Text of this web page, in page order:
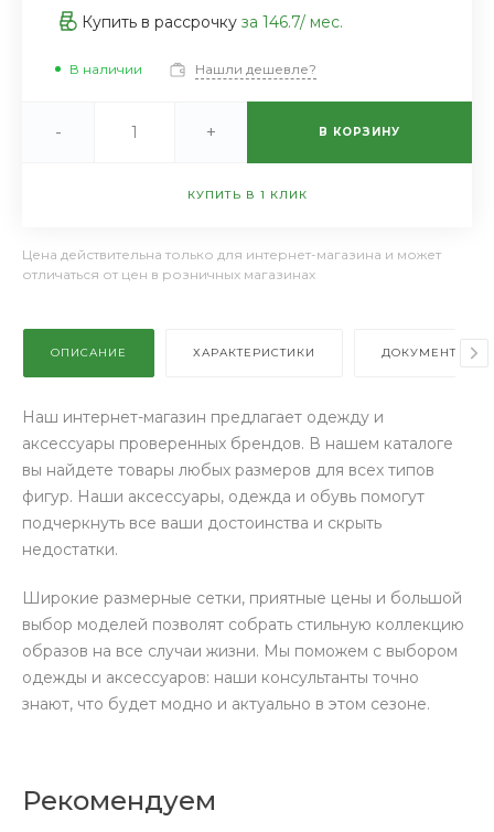
Купить в рассрочку за 146.7/ мес.
В наличии Нашли дешевле?
- + В КОРЗИНУ
КУПИТЬ В 1 КЛИК
Цена действительна только для интернет-магазина и может
отличаться от цен в розничных магазинах
ОПИСАНИЕ ХАРАКТЕРИСТИКИ ДОКУМЕНТЫ
Наш интернет-магазин предлагает одежду и
аксессуары проверенных брендов. В нашем каталоге
вы найдете товары любых размеров для всех типов
фигур. Наши аксессуары, одежда и обувь помогут
подчеркнуть все ваши достоинства и скрыть
недостатки.
Широкие размерные сетки, приятные цены и большой
выбор моделей позволят собрать стильную коллекцию
образов на все случаи жизни. Мы поможем с выбором
одежды и аксессуаров: наши консультанты точно
знают, что будет модно и актуально в этом сезоне.
Рекомендуем